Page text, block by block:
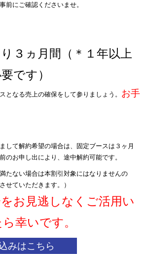
前にご確認くださいませ。
３ヵ月間（＊１年以上
です）
となる売上の確保をして参りましょう。 お手
して解約希望の場合は、固定ブースは３ヶ月
のお申し出により、途中解約可能です。
たない場合は本割引対象にはなりませんの
せていただきます。）
お見逃しなくご活用い
幸いです。
みはこちら